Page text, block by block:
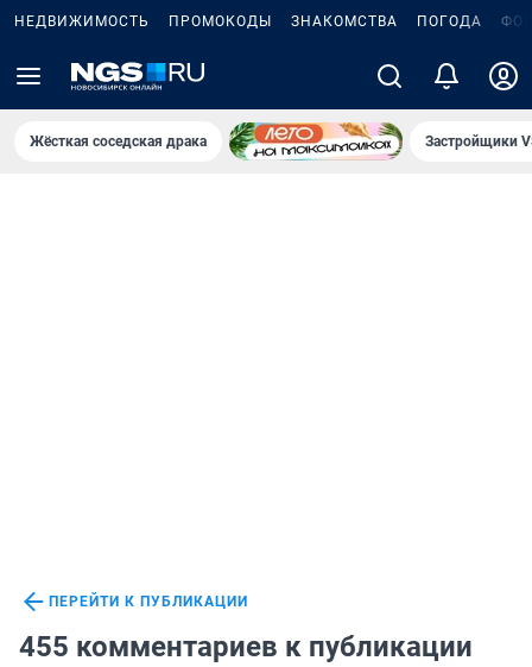
НЕДВИЖИМОСТЬ ПРОМОКОДЫ ЗНАКОМСТВА ПОГОДА
Жёсткая соседская драка Застройщики
ПЕРЕЙТИ К ПУБЛИКАЦИИ
455 комментариев к публикации